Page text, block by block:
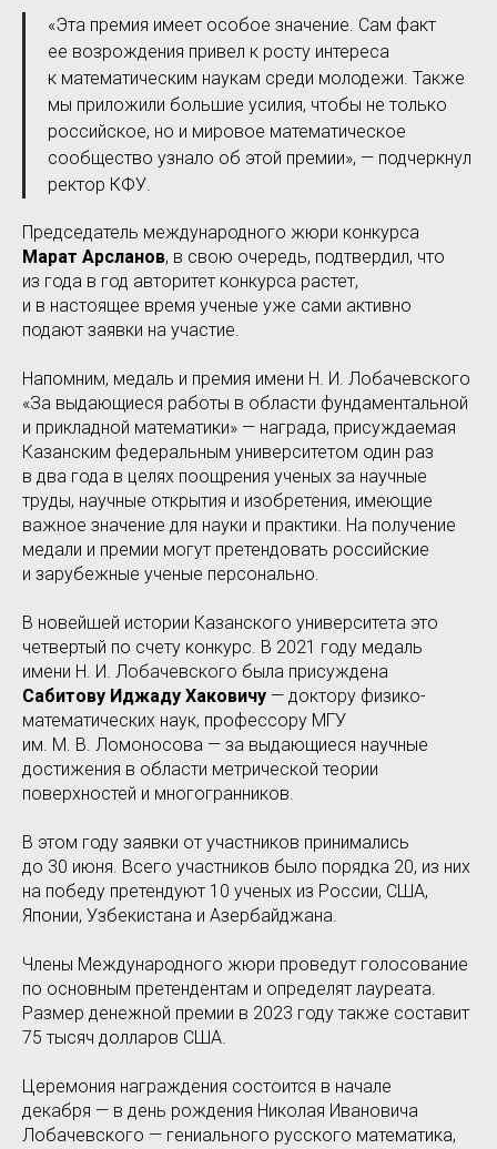
«Эта премия имеет особое значение. Сам факт
ее возрождения привел к росту интереса
к математическим наукам среди молодежи. Также
мы приложили большие усилия, чтобы не только
российское, но и мировое математическое
сообщество узнало об этой премии», — подчеркнул
ректор КФУ.
Председатель международного жюри конкурса
Марат Арсланов, в свою очередь, подтвердил, что
из года в год авторитет конкурса растет,
и в настоящее время ученые уже сами активно
подают заявки на участие.
Напомним, медаль и премия имени Н. И. Лобачевского
«За выдающиеся работы в области фундаментальной
и прикладной математики» — награда, присуждаемая
Казанским федеральным университетом один раз
в два года в целях поощрения ученых за научные
труды, научные открытия и изобретения, имеющие
важное значение для науки и практики. На получение
медали и премии могут претендовать российские
и зарубежные ученые персонально.
В новейшей истории Казанского университета это
четвертый по счету конкурс. В 2021 году медаль
имени Н. И. Лобачевского была присуждена
Сабитову Иджаду Хаковичу — доктору физико-
математических наук, профессору МГУ
им. М. В. Ломоносова — за выдающиеся научные
достижения в области метрической теории
поверхностей и многогранников.
В этом году заявки от участников принимались
до 30 июня. Всего участников было порядка 20, из них
на победу претендуют 10 ученых из России, США,
Японии, Узбекистана и Азербайджана.
Члены Международного жюри проведут голосование
по основным претендентам и определят лауреата.
Размер денежной премии в 2023 году также составит
75 тысяч долларов США.
Церемония награждения состоится в начале
декабря — в день рождения Николая Ивановича
Лобачевского — гениального русского математика,